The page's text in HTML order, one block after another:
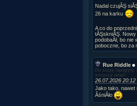
Nadal czujĂŞ
26 na karku
A co do
tĂŞskniĂŞ. Nowy
podobaÂł, bo nie
poboczne, bo za
Rue Riddle
Do szopy hipogryfy,
wszyscy wraz!
26.07.2026 20:12
Jako tako, nawet
ÂśniÂło